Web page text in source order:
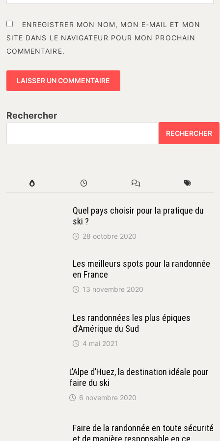
ENREGISTRER MON NOM, MON E-MAIL ET MON
SITE DANS LE NAVIGATEUR POUR MON PROCHAIN
COMMENTAIRE.
Rechercher
RECHERCHER
Quel pays choisir pour la pratique du
ski ?
28 octobre 2020
Les meilleurs spots pour la randonnée
en France
13 novembre 2020
Les randonnées les plus épiques
d’Amérique du Sud
4 mai 2021
L’Alpe d’Huez, la destination idéale pour
faire du ski
6 novembre 2020
Faire de la randonnée en toute sécurité
et de manière responsable en ce